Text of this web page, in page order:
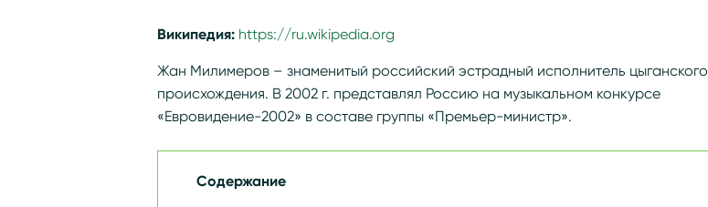
Википедия: https://ru.wikipedia.org/wiki/Милимеров,_Жан_Борисович
Жан Милимеров – знаменитый российский эстрадный исполнитель цыганского
происхождения. В 2002 г. представлял Россию на музыкальном конкурсе
«Евровидение-2002» в составе группы «Премьер-министр».
Содержание